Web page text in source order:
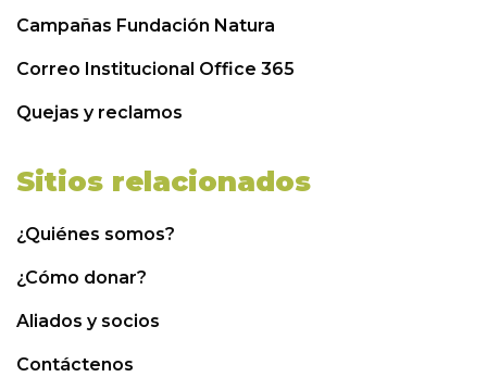
Campañas Fundación Natura
Correo Institucional Office 365
Quejas y reclamos
Sitios relacionados
¿Quiénes somos?
¿Cómo donar?
Aliados y socios
Contáctenos